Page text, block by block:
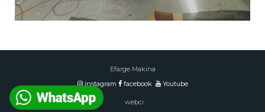
Efarge Makina
instagram
facebook Youtube
webci